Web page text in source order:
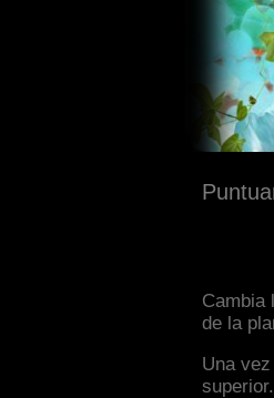
Cambia
de la
Una
superior.